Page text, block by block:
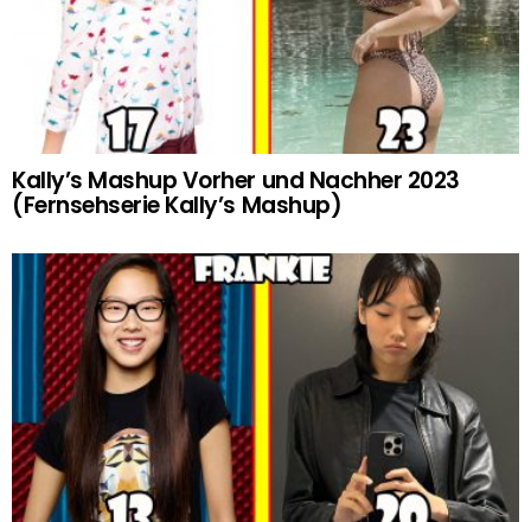
Kally’s Mashup Vorher und Nachher 2023
(Fernsehserie Kally’s Mashup)